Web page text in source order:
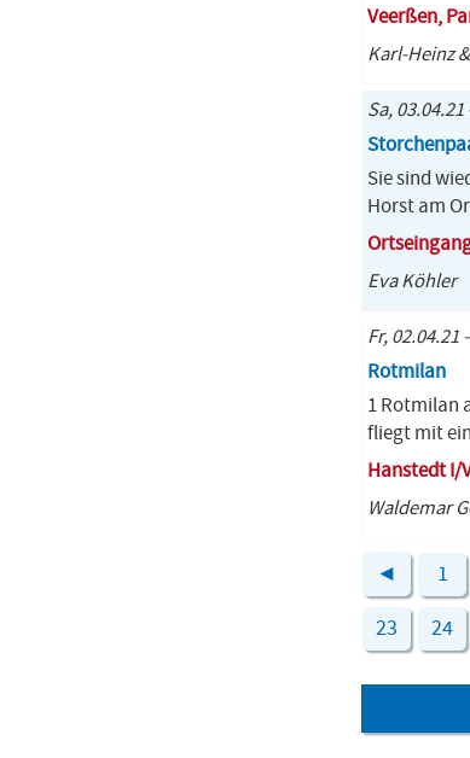
Veerßen,
Karl-Heinz
Sa,
Sie sind
Horst am
Eva Köhler
Fr, 02.04.21
Rotmilan
1 Rotmilan
fliegt mit
Hanstedt I/
Waldemar
◄ 1
23 24